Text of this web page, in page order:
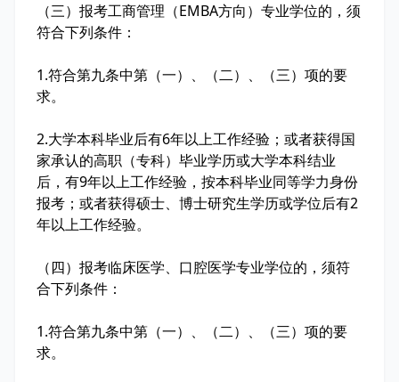
（三）报考工商管理（EMBA方向）专业学位的，须
符合下列条件：
1.符合第九条中第（一）、（二）、（三）项的要
求。
2.大学本科毕业后有6年以上工作经验；或者获得国
家承认的高职（专科）毕业学历或大学本科结业
后，有9年以上工作经验，按本科毕业同等学力身份
报考；或者获得硕士、博士研究生学历或学位后有2
年以上工作经验。
（四）报考临床医学、口腔医学专业学位的，须符
合下列条件：
1.符合第九条中第（一）、（二）、（三）项的要
求。